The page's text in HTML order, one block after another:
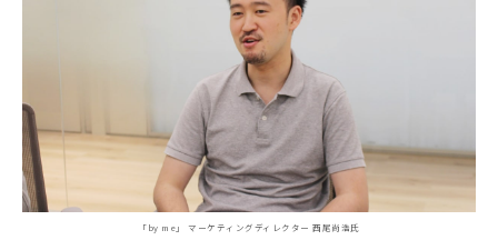
「by me」 マーケティングディレクター 西尾尚浩氏